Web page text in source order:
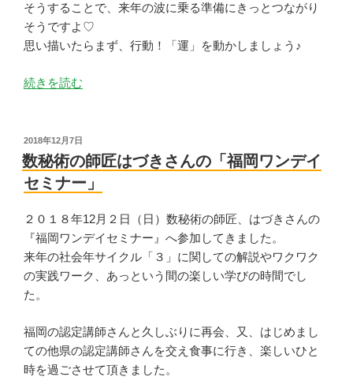
そうすることで、来年の波に乗る準備にきっとつながり
そうですよ♡
思い描いたらまず、行動！「運」を動かしましょう♪
“☆2019
ベ
ン
ト
の
お
知
ら
せ
☆”
続きを読む
投
稿
日:
2018年12月7日
数秘術の師匠はづきさんの「福岡ワンデイ
セミナー」
２０１８年12月２日（日）数秘術の師匠、はづきさんの
『福岡ワンデイセミナー』へ参加してきました。
来年の社会年サイクル「３」に関しての解説やワクワク
の実践ワーク、あっという間の楽しい学びの時間でし
た。
福岡の認定講師さんと久しぶりに再会、又、はじめまし
ての他県の認定講師さんを交え食事に行き、楽しいひと
時を過ごさせて頂きました。